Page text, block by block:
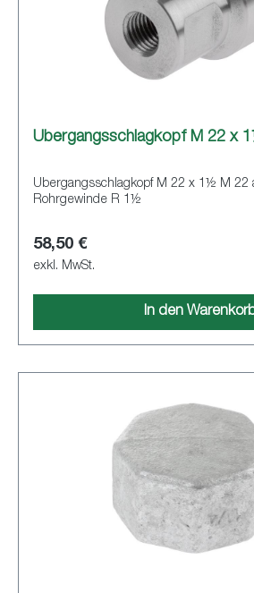
Übergangsschlagkopf M 22 x
Übergangsschlagkopf M 22 x 1½ M 22 auf Innen-
Rohrgewinde R 1½
58,50 €
exkl. MwSt.
In den